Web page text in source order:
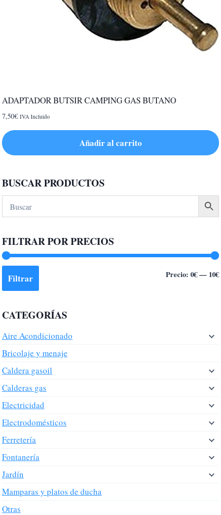
ADAPTADOR BUTSIR CAMPING GAS BUTANO
7,50€ IVA Incluido
Añadir al carrito
BUSCAR PRODUCTOS
FILTRAR POR PRECIOS
Filtrar Precio: 0€— 10€
CATEGORÍAS
Aire Acondicionado
Bricolaje y menaje
Caldera gasoil
Calderas gas
Electricidad
Electrodomésticos
Ferretería
Fontanería
Jardín
Mamparas y platos de ducha
Otras